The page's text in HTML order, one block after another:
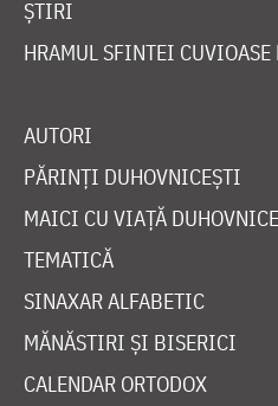
ȘTIRI
HRAMUL SFINTEI CUVIOASE
AUTORI
PĂRINȚI DUHOVNICEȘTI
MAICI CU VIAȚĂ
TEMATICĂ
SINAXAR ALFABETIC
MĂNĂSTIRI ȘI BISERICI
CALENDAR ORTODOX